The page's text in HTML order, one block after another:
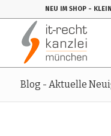
NEU IM SHOP -
Blog - Aktuelle